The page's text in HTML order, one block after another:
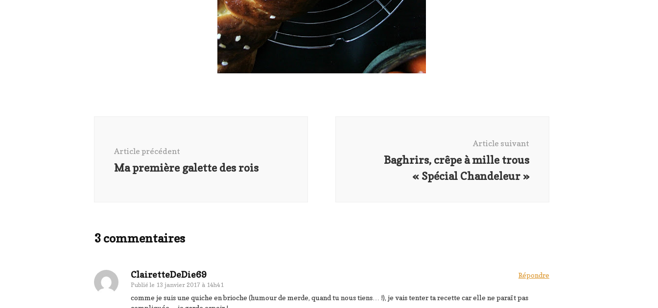
Article précédent
Ma première galette des rois
Article suivant
Baghrirs, crêpe à mille trous
« Spécial Chandeleur »
3 commentaires
ClairetteDeDie69
Publié le 13 janvier 2017 à 14h41
Répondre
comme je suis une quiche en brioche (humour de merde, quand tu nous tiens… !), je vais tenter ta recette car elle ne paraît pas